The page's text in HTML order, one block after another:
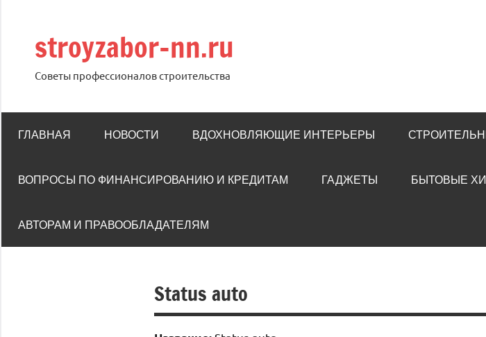
содержимому
stroyzabor-nn.ru
Советы профессионалов строительства
ГЛАВНАЯ НОВОСТИ ВДОХНОВЛЯЮЩИЕ ИНТЕРЬЕРЫ
ВОПРОСЫ ПО ФИНАНСИРОВАНИЮ И КРЕДИТАМ ГАДЖЕТЫ БЫТОВЫЕ
АВТОРАМ И ПРАВООБЛАДАТЕЛЯМ
Status auto